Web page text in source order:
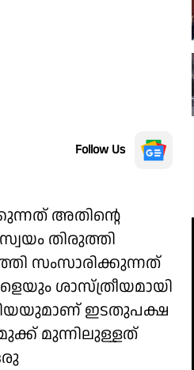
Follow Us
അതിന്റെ
സ്വയം തിരുത്തി
സംസാരിക്കുന്നത്
ശാസ്ത്രീയമായി
ഇടതുപക്ഷ
മുന്നിലുള്ളത്